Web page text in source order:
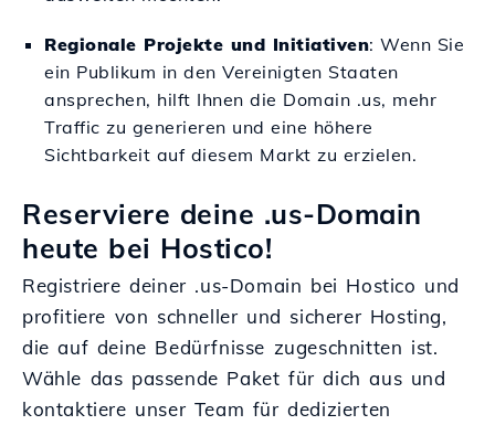
Regionale Projekte und Initiativen: Wenn Sie
ein Publikum in den Vereinigten Staaten
ansprechen, hilft Ihnen die Domain .us, mehr
Traffic zu generieren und eine höhere
Sichtbarkeit auf diesem Markt zu erzielen.
Reserviere deine .us-Domain
heute bei Hostico!
Registriere deiner .us-Domain bei Hostico und
profitiere von schneller und sicherer Hosting,
die auf deine Bedürfnisse zugeschnitten ist.
Wähle das passende Paket für dich aus und
kontaktiere unser Team für dedizierten